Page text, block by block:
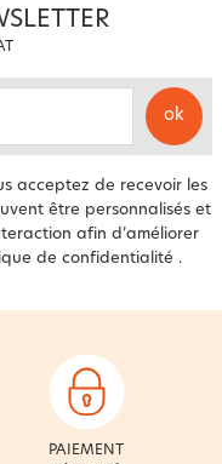
ok
acceptez de recevoir les
être personnalisés et
afin d’améliorer
de confidentialité .
PAIEMENT